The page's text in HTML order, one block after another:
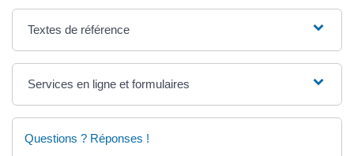
Textes de référence
Services en ligne et formulaires
Questions ? Réponses !